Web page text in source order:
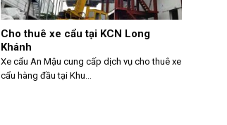
Cho thuê xe cẩu tại KCN Long
Khánh
Xe cẩu An Mậu cung cấp dịch vụ cho thuê xe
cẩu hàng đầu tại Khu...